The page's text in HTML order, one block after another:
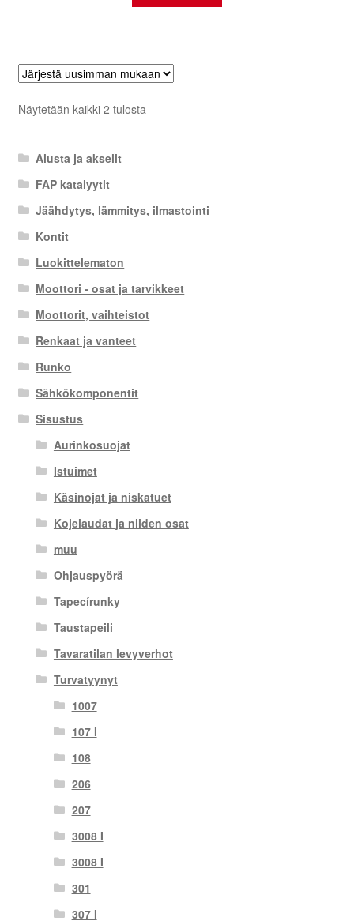
Näytetään kaikki 2 tulostaSorted
Alusta ja akselit
FAP katalyytit
Jäähdytys, lämmitys, ilmastointi
Kontit
Luokittelematon
Moottori - osat ja tarvikkeet
Moottorit, vaihteistot
Renkaat ja vanteet
Runko
Sähkökomponentit
Sisustus
Aurinkosuojat
Istuimet
Käsinojat ja niskatuet
Kojelaudat ja niiden osat
muu
Ohjauspyörä
Tapecírunky
Taustapeili
Tavaratilan levyverhot
Turvatyynyt
1007
107 I
108
206
207
3008 I
3008 I
301
307 I